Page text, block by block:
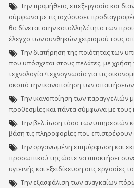
Την προμήθεια, επεξεργασία και
σύμφωνα με τις ισχύουσες
θα δίνεται στην καταλληλότητα των
έλεγχο των συνθηκών χειρισμού τους
Την διατήρηση της ποιότητας των
που υπόσχεται στους πελάτες, με χρήση
τεχνολογία /τεχνογνωσία για τις
σκοπό την ικανοποίηση των
Την ικανοποίηση των παραγγελιών
προθεσμίες και πάντα σύμφωνα με τους
Την βελτίωση τόσο των υπηρεσιών
βάση τις πληροφορίες που επιστρέφουν
Την οργανωμένη επιμόρφωση και
προσωπικού της ώστε να αποκτήσει
υγιεινής και εξειδίκευση στις εργασίες
Την εξασφάλιση των αναγκαίων